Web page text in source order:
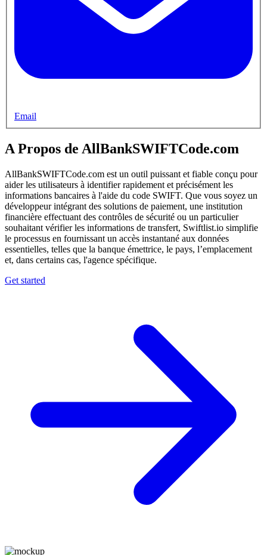
Email
A Propos de AllBankSWIFTCode.com
AllBankSWIFTCode.com est un outil puissant et fiable conçu pour
aider les utilisateurs à identifier rapidement et précisément les
informations bancaires à l'aide du code SWIFT. Que vous soyez un
développeur intégrant des solutions de paiement, une institution
financière effectuant des contrôles de sécurité ou un particulier
souhaitant vérifier les informations de transfert, Swiftlist.io simplifie
le processus en fournissant un accès instantané aux données
essentielles, telles que la banque émettrice, le pays, l’emplacement
et, dans certains cas, l'agence spécifique.
Get started